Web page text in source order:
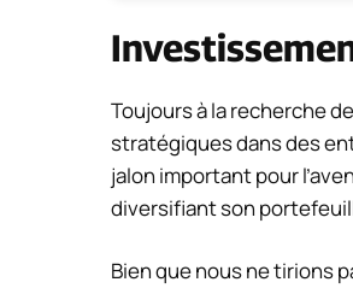
Toujours à la recherche
stratégiques dans des
jalon important pour
diversifiant son
Bien que nous ne tirions